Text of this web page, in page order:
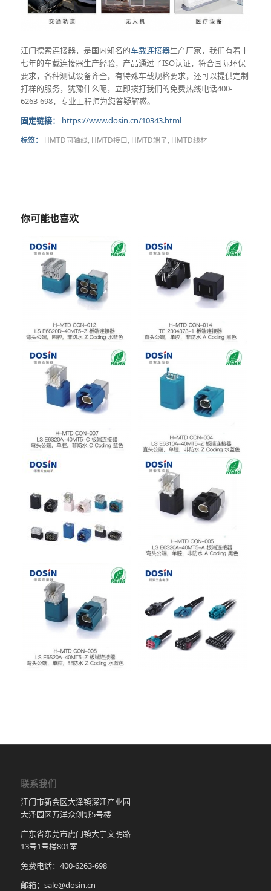
江门德索连接器，是国内知名的车载连接器生产厂家，我们有着十
七年的车载连接器生产经验，产品通过了ISO认证，符合国际环保
要求，各种测试设备齐全，有特殊车载规格要求，还可以提供定制
打样的服务，犹豫什么呢，立即拨打我们的免费热线电话400-
6263-698，专业工程师为您答疑解惑。
固定链接：
https://www.dosin.cn/10343.html
标签： HMTD同轴线, HMTD接口, HMTD端子, HMTD线材
你可能也喜欢
联系我们
江门市新会区大泽镇深江产业园
大泽园区万洋众创城5号楼
广东省东莞市虎门镇大宁文明路
13号1号楼801室
免费电话：400-6263-698
邮箱：sale@dosin.cn